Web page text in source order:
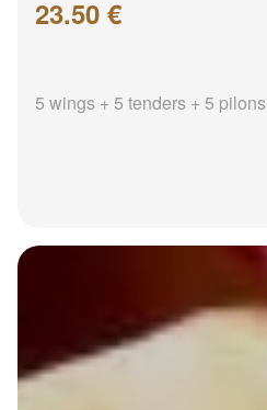
23.50 €
5 wings + 5 tenders + 5 pilons